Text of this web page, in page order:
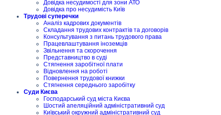
Довідка несудимості для зони АТО
Довідка про несудимість Київ
Трудові суперечки
Аналіз кадрових документів
Складання трудових контрактів та договорів
Консультування з питань трудового права
Працевлаштування іноземців
Звільнення та скорочення
Представництво в суді
Стягнення заробітної плати
Відновлення на роботі
Повернення трудової книжки
Стягнення середнього заробітку
Суди Києва
Господарський суд міста Києва
Шостий апеляційний адміністративний суд
Київський окружний адміністративний суд